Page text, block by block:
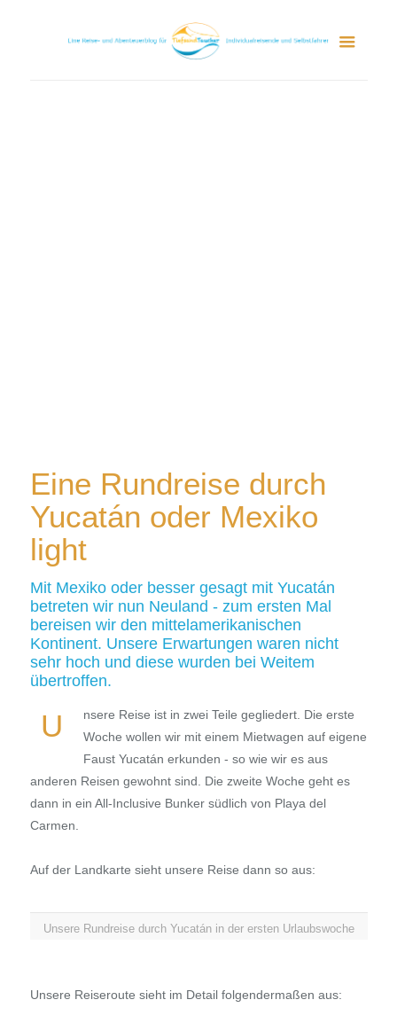
Eine Rundreise durch
Yucatán oder Mexiko
light
Mit Mexiko oder besser gesagt mit Yucatán
betreten wir nun Neuland - zum ersten Mal
bereisen wir den mittelamerikanischen
Kontinent. Unsere Erwartungen waren nicht
sehr hoch und diese wurden bei Weitem
übertroffen.
U
nsere Reise ist in zwei Teile gegliedert. Die erste
Woche wollen wir mit einem Mietwagen auf eigene
Faust Yucatán erkunden - so wie wir es aus
anderen Reisen gewohnt sind. Die zweite Woche geht es
dann in ein All-Inclusive Bunker südlich von Playa del
Carmen.
Auf der Landkarte sieht unsere Reise dann so aus:
Unsere Rundreise durch Yucatán in der ersten Urlaubswoche
Unsere Reiseroute sieht im Detail folgendermaßen aus: